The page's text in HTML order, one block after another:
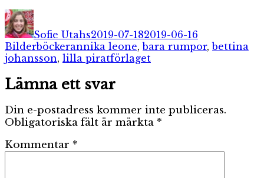
Författare
Sofie Utahs2019-07-182019-06-16
BilderböckerEtiketter
annika leone,bara rumpor,bettina
johansson, lilla piratförlaget
Lämna ett svar
Din e-postadress kommer inte publiceras.
Obligatoriska fält är märkta *
Kommentar *